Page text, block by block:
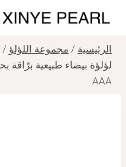
التجاوز
إلى
المحتوى
الرئيسية / مجموعة اللؤلؤ /
AAA